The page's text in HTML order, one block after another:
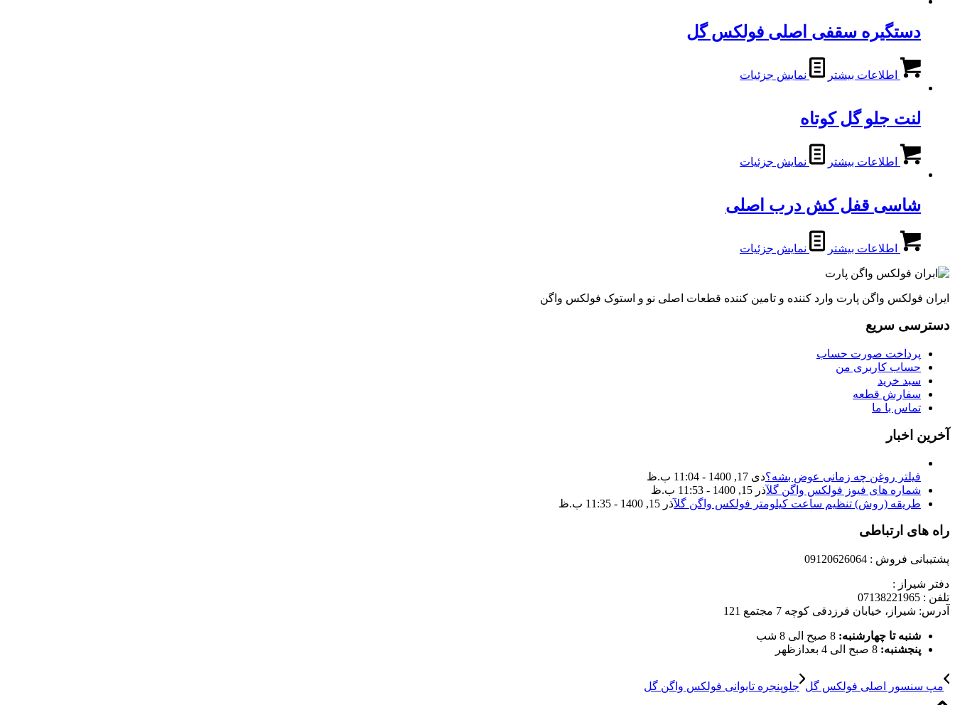
دستگیره سقفی اصلی فولکس گل
اطلاعات بیشتر نمایش جزئیات
لنت جلو گل کوتاه
اطلاعات بیشتر نمایش جزئیات
شاسی قفل کش درب اصلی
اطلاعات بیشتر نمایش جزئیات
ایران فولکس واگن پارت وارد کننده و تامین کننده قطعات اصلی نو و استوک فولکس واگن
دسترسی سریع
پرداخت صورت حساب
حساب کاربری من
سبد خرید
سفارش قطعه
تماس با ما
آخرین اخبار
فیلتر روغن چه زمانی عوض بشه؟دی 17, 1400 - 11:04 ب.ظ
شماره های فیوز فولکس واگن گلآذر 15, 1400 - 11:53 ب.ظ
طریقه (روش) تنظیم ساعت کیلومتر فولکس واگن گلآذر 15, 1400 - 11:35 ب.ظ
راه های ارتباطی
پشتیبانی فروش : 09120626064
دفتر شیراز :
تلفن : 07138221965
آدرس: شیراز، خیابان فرزدقی کوچه 7 مجتمع 121
شنبه تا چهارشنبه: 8 صبح الی 8 شب
پنجشنبه: 8 صبح الی 4 بعدازظهر
مپ سنسور اصلی فولکس گل جلوپنجره تایوانی فولکس واگن گل